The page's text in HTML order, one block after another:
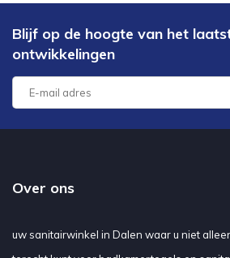
Blijf op de hoogte van het
ontwikkelingen
Over ons
uw sanitairwinkel in Dalen waar u niet